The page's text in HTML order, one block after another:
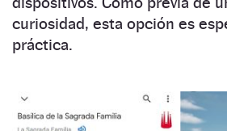
curiosidad, esta opción es
práctica.